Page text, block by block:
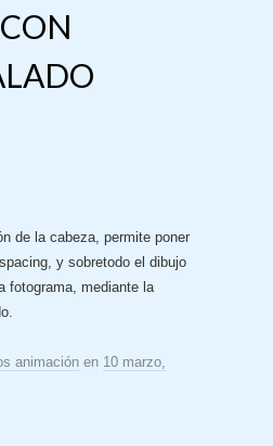
de la cabeza, permite poner
y sobretodo el dibujo
fotograma, mediante la
animación en 10 marzo,